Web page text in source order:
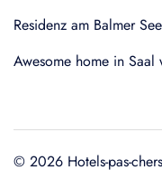
Residenz am Balmer
Awesome home in
© 2026 Hotels-pas-